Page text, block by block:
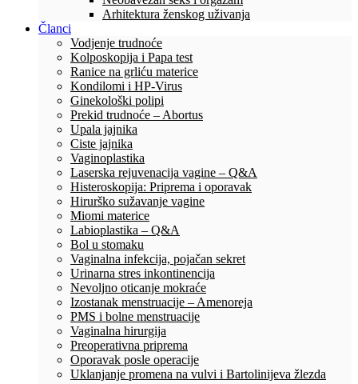
Arhitektura ženskog uživanja
Članci
Vodjenje trudnoće
Kolposkopija i Papa test
Ranice na grliću materice
Kondilomi i HP-Virus
Ginekološki polipi
Prekid trudnoće – Abortus
Upala jajnika
Ciste jajnika
Vaginoplastika
Laserska rejuvenacija vagine – Q&A
Histeroskopija: Priprema i oporavak
Hirurško sužavanje vagine
Miomi materice
Labioplastika – Q&A
Bol u stomaku
Vaginalna infekcija, pojačan sekret
Urinarna stres inkontinencija
Nevoljno oticanje mokraće
Izostanak menstruacije – Amenoreja
PMS i bolne menstruacije
Vaginalna hirurgija
Preoperativna priprema
Oporavak posle operacije
Uklanjanje promena na vulvi i Bartolinijeva žlezda